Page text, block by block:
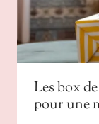
Les box
pour une